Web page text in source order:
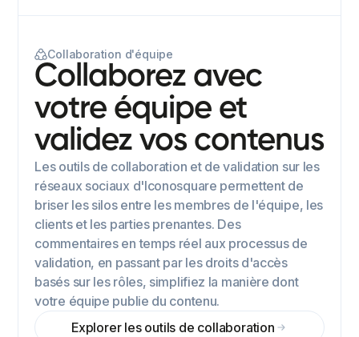
Collaboration d'équipe
Collaborez avec
votre équipe et
validez vos contenus
Les outils de collaboration et de validation sur les
réseaux sociaux d'Iconosquare permettent de
briser les silos entre les membres de l'équipe, les
clients et les parties prenantes. Des
commentaires en temps réel aux processus de
validation, en passant par les droits d'accès
basés sur les rôles, simplifiez la manière dont
votre équipe publie du contenu.
Explorer les outils de collaboration